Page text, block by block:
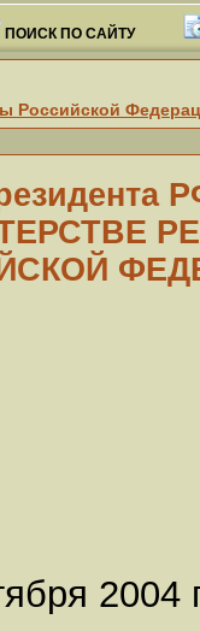
ПОИСК ПО САЙТУ
Российской
2004